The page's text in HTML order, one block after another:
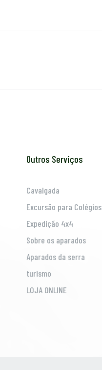
Outros Serviços
Cavalgada
Excursão para Colégios
Expedição 4x4
Sobre os aparados
Aparados da serra
turismo
LOJA ONLINE